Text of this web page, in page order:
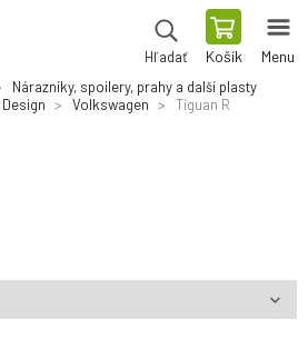
Hľadať Košík Menu
Nárazníky, spoilery, prahy a další plasty
Volkswagen Tiguan R